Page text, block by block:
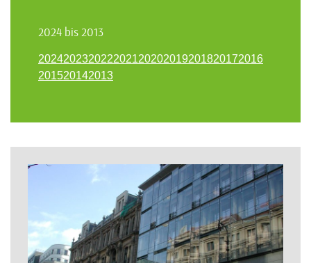
2024 bis 2013
202420232022202120202019201820172016
201520142013